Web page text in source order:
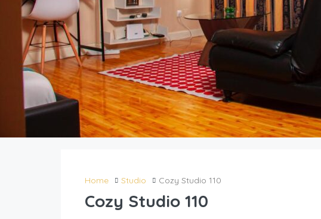
Home Studio Cozy Studio 110
Cozy Studio 110